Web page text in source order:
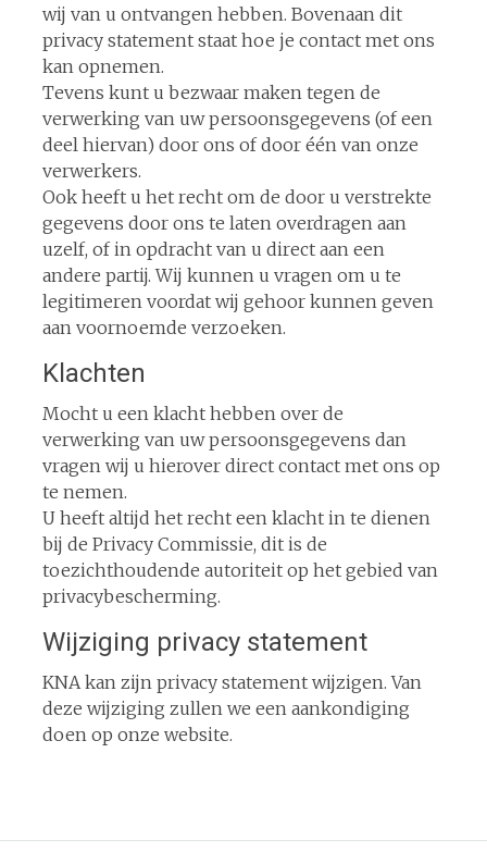
wij van u ontvangen hebben. Bovenaan dit
privacy statement staat hoe je contact met ons
kan opnemen.
Tevens kunt u bezwaar maken tegen de
verwerking van uw persoonsgegevens (of een
deel hiervan) door ons of door één van onze
verwerkers.
Ook heeft u het recht om de door u verstrekte
gegevens door ons te laten overdragen aan
uzelf, of in opdracht van u direct aan een
andere partij. Wij kunnen u vragen om u te
legitimeren voordat wij gehoor kunnen geven
aan voornoemde verzoeken.
Klachten
Mocht u een klacht hebben over de
verwerking van uw persoonsgegevens dan
vragen wij u hierover direct contact met ons op
te nemen.
U heeft altijd het recht een klacht in te dienen
bij de Privacy Commissie, dit is de
toezichthoudende autoriteit op het gebied van
privacybescherming.
Wijziging privacy statement
KNA kan zijn privacy statement wijzigen. Van
deze wijziging zullen we een aankondiging
doen op onze website.